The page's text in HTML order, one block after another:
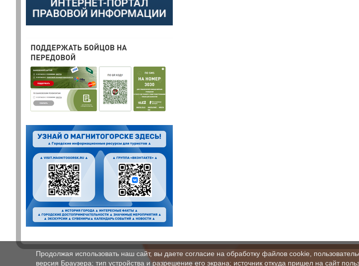
МБУДО «ДШИ №7» г.Магнитогорска
Продолжая использовать наш сайт, вы даете согласие на обработку файлов cookie,
версия Браузера; тип устройства и разрешение его экрана; источник откуда пришел на сайт